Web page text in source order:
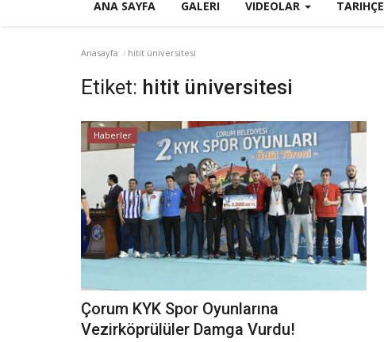
ANA SAYFA GALERI VIDEOLAR TARIHÇE
Anasayfa hitit üniversitesi
Etiket: hitit üniversitesi
Haberler
Çorum KYK Spor Oyunlarına
Vezirköprülüler Damga Vurdu!